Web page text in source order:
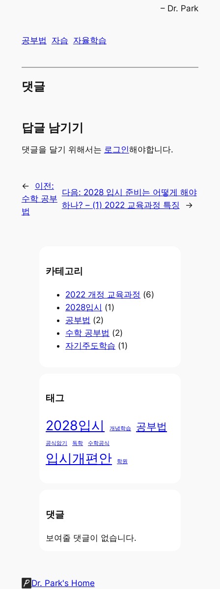
– Dr. Park
공부법 자습 자율학습
댓글
답글 남기기
댓글을 달기 위해서는 로그인해야합니다.
←
이전:
수학 공부
법
다음: 2028 입시 준비는 어떻게 해야
하나? – (1) 2022 교육과정 특징
→
카테고리
2022 개정 교육과정 (6)
2028입시 (1)
공부법 (2)
수학 공부법 (2)
자기주도학습 (1)
태그
2028입시 개념학습 공부법
공식암기 독학 수학공식
입시개편안 학원
댓글
보여줄 댓글이 없습니다.
Dr. Park's Home